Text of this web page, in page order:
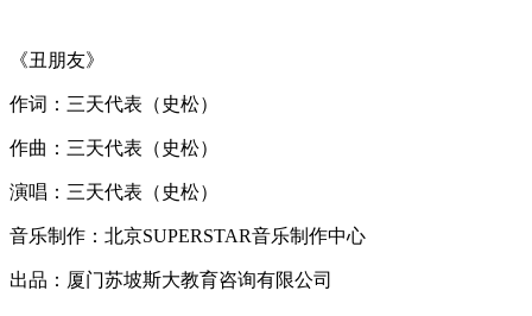
《丑朋友》
作词：三天代表（史松）
作曲：三天代表（史松）
演唱：三天代表（史松）
音乐制作：北京SUPERSTAR音乐制作中心
出品：厦门苏坡斯大教育咨询有限公司